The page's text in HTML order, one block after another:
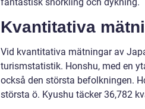
Kvantitativa
Vid kvantitativa mätningar av
turismstatistik. Honshu, med en
också den största befolkningen.
största ö. Kyushu täcker 36,782